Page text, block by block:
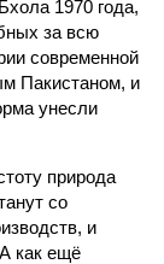
1970 года,
за всю
современной
Пакистаном, и
унесли
природа
со
и
как ещё